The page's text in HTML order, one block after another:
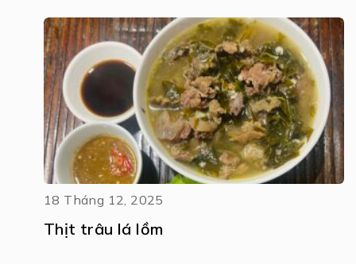
18 Tháng 12, 2025
Thịt trâu lá lồm